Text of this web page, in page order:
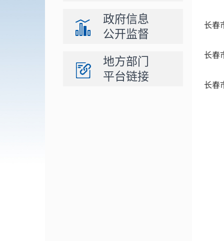
政府信息
公开监督
地方部门
平台链接
长春
长春
长春